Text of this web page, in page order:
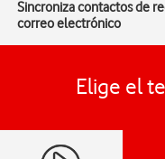
Sincroniza contactos de
correo electrónico
Elige el